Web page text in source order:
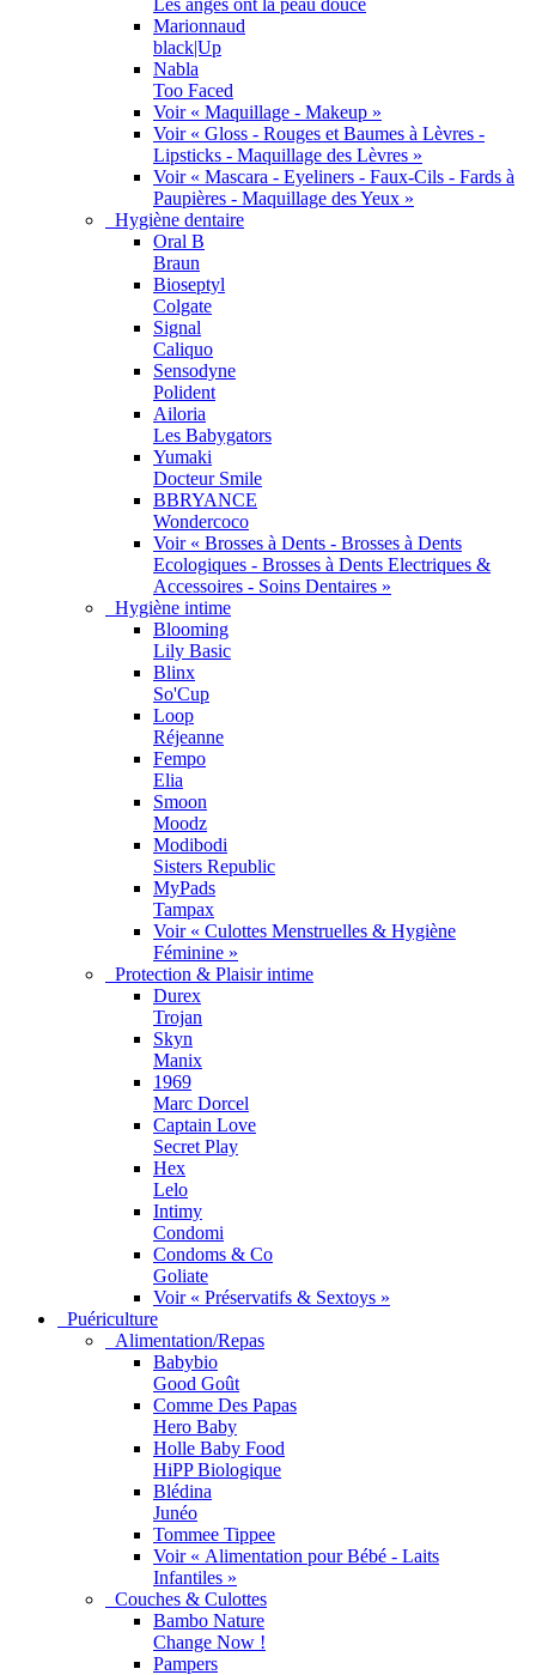
Les anges ont la peau douce
Marionnaud
black|Up
Nabla
Too Faced
Voir « Maquillage - Makeup »
Voir « Gloss - Rouges et Baumes à Lèvres -
Lipsticks - Maquillage des Lèvres »
Voir « Mascara - Eyeliners - Faux-Cils - Fards à
Paupières - Maquillage des Yeux »
Hygiène dentaire
Oral B
Braun
Bioseptyl
Colgate
Signal
Caliquo
Sensodyne
Polident
Ailoria
Les Babygators
Yumaki
Docteur Smile
BBRYANCE
Wondercoco
Voir « Brosses à Dents - Brosses à Dents
Ecologiques - Brosses à Dents Electriques &
Accessoires - Soins Dentaires »
Hygiène intime
Blooming
Lily Basic
Blinx
So'Cup
Loop
Réjeanne
Fempo
Elia
Smoon
Moodz
Modibodi
Sisters Republic
MyPads
Tampax
Voir « Culottes Menstruelles & Hygiène
Féminine »
Protection & Plaisir intime
Durex
Trojan
Skyn
Manix
1969
Marc Dorcel
Captain Love
Secret Play
Hex
Lelo
Intimy
Condomi
Condoms & Co
Goliate
Voir « Préservatifs & Sextoys »
Puériculture
Alimentation/Repas
Babybio
Good Goût
Comme Des Papas
Hero Baby
Holle Baby Food
HiPP Biologique
Blédina
Junéo
Tommee Tippee
Voir « Alimentation pour Bébé - Laits
Infantiles »
Couches & Culottes
Bambo Nature
Change Now !
Pampers